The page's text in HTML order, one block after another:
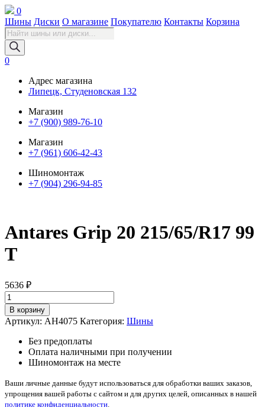
0
Шины Диски О магазине Покупателю Контакты Корзина
Поиск
товаров
0
Адрес магазина
Липецк, Студеновская 132
Магазин
+7 (900) 989-76-10
Магазин
+7 (961) 606-42-43
Шиномонтаж
+7 (904) 296-94-85
Antares Grip 20 215/65/R17 99
T
5636 ₽
Количество
товара
Antares
Grip
215/65/R17
В корзину
Артикул: AH4075 Категория: Шины
Без предоплаты
Оплата наличными при получении
Шиномонтаж на месте
Ваши личные данные будут использоваться для обработки ваших заказов,
упрощения вашей работы с сайтом и для других целей, описанных в нашей
политике конфиденциальности